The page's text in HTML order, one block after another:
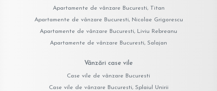
Apartamente de vânzare Bucuresti, Titan
Apartamente de vânzare Bucuresti, Nicolae Grigorescu
Apartamente de vânzare Bucuresti, Liviu Rebreanu
Apartamente de vânzare Bucuresti, Salajan
Vânzări case vile
Case vile de vânzare Bucuresti
Case vile de vânzare Bucuresti, Splaiul Unirii